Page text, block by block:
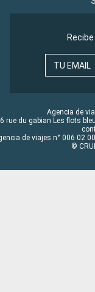
TU EMAIL
Agencia de
rue du gabian Les flots
de viajes n° 006 02
©